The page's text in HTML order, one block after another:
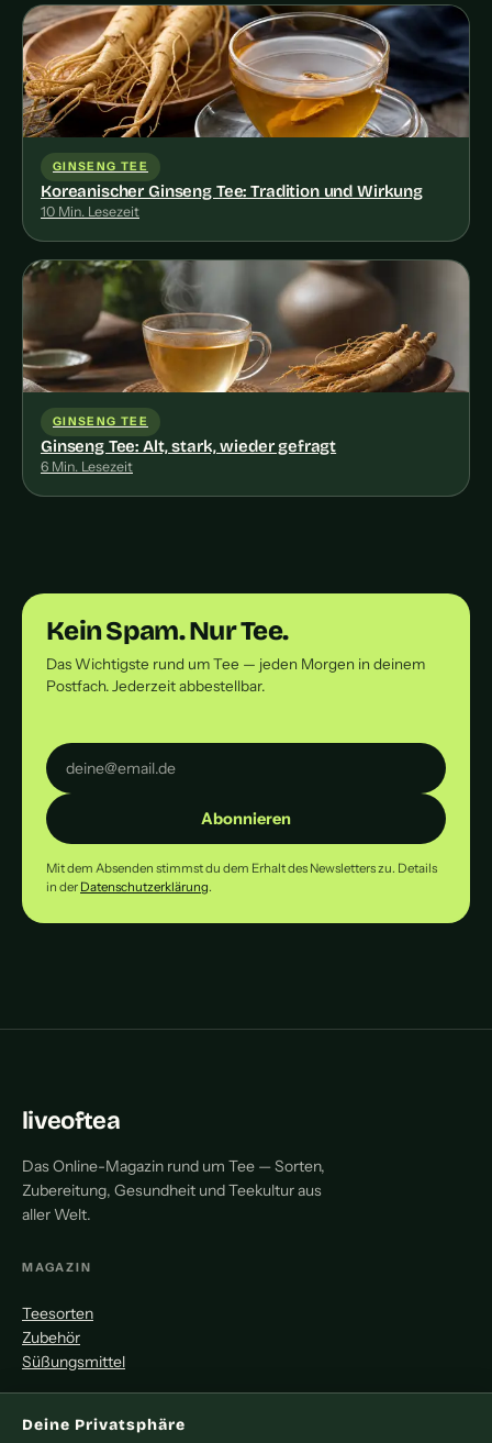
GINSENG TEE
Koreanischer Ginseng Tee: Tradition und Wirkung
10 Min. Lesezeit
GINSENG TEE
Ginseng Tee: Alt, stark, wieder gefragt
6 Min. Lesezeit
Kein Spam. Nur Tee.
Das Wichtigste rund um Tee — jeden Morgen in deinem
Postfach. Jederzeit abbestellbar.
Abonnieren
Mit dem Absenden stimmst du dem Erhalt des Newsletters zu. Details
in der Datenschutzerklärung.
liveoftea
Das Online-Magazin rund um Tee — Sorten,
Zubereitung, Gesundheit und Teekultur aus
aller Welt.
MAGAZIN
Teesorten
Zubehör
Süßungsmittel
MITMACHEN
Deine Privatsphäre